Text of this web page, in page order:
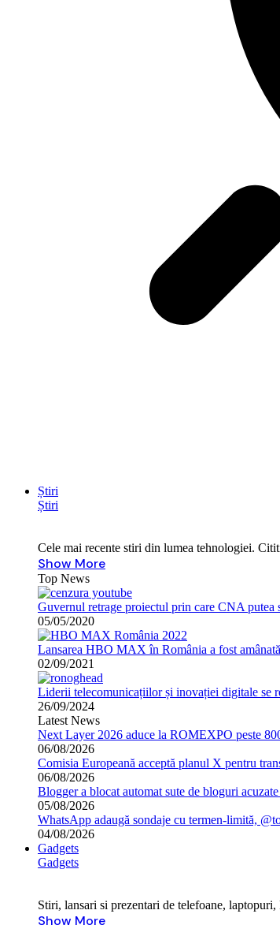
Știri
Știri
Cele mai recente stiri din lumea tehnologiei.
Show More
Top News
Guvernul retrage proiectul prin care CNA putea
05/05/2020
Lansarea HBO MAX în România a fost
02/09/2021
Liderii telecomunicațiilor și inovației digitale se
26/09/2024
Latest News
Next Layer 2026 aduce la ROMEXPO peste
06/08/2026
Comisia Europeană acceptă planul X pentru
06/08/2026
Blogger a blocat automat sute de bloguri
05/08/2026
WhatsApp adaugă sondaje cu termen-limită,
04/08/2026
Gadgets
Gadgets
Stiri, lansari si prezentari de telefoane,
Show More